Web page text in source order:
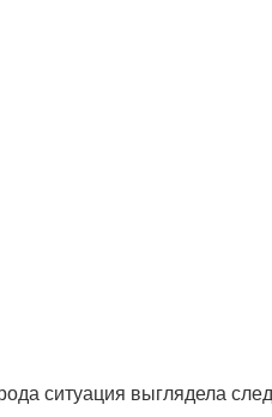
ситуация выглядела